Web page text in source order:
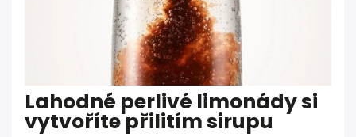
Lahodné perlivé limonády si
vytvoříte přilitím sirupu